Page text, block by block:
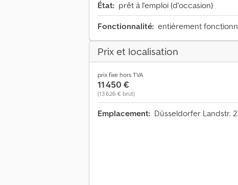
État: prêt à l'emploi (d'occasion)
Fonctionnalité: entièrement
Prix et localisation
prix fixe hors TVA
11 450 €
(13 626 € brut)
Emplacement: Düsseldorfer Landstr.